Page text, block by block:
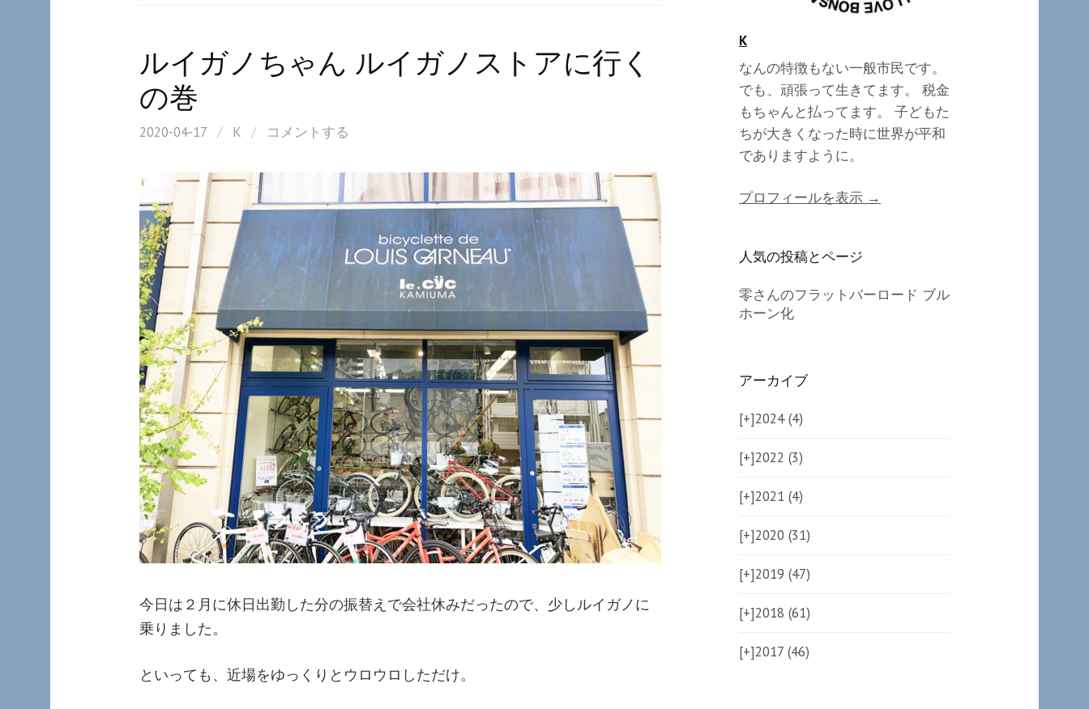
ルイガノちゃん ルイガノストアに行く
の巻
2020-04-17 / K / コメントする
今日は２月に休日出勤した分の振替えで会社休みだったので、少しルイガノに
乗りました。
といっても、近場をゆっくりとウロウロしただけ。
K
なんの特徴もない一般市民です。
でも、頑張って生きてます。 税金
もちゃんと払ってます。 子どもた
ちが大きくなった時に世界が平和
でありますように。
プロフィールを表示 →
人気の投稿とページ
零さんのフラットバーロード ブル
ホーン化
アーカイブ
[+]2024 (4)
[+]2022 (3)
[+]2021 (4)
[+]2020 (31)
[+]2019 (47)
[+]2018 (61)
[+]2017 (46)